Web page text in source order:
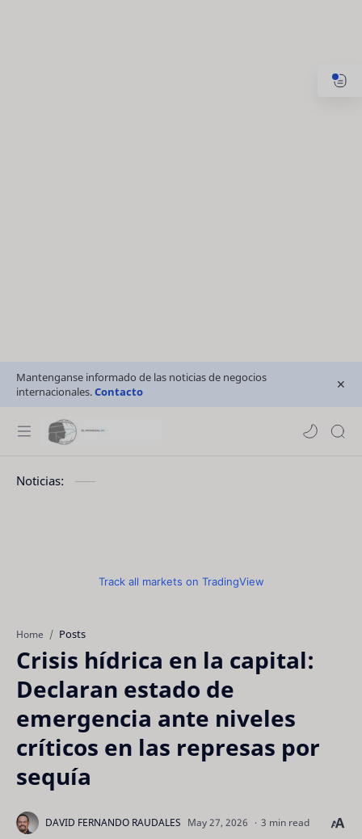
Mantenganse informado de las noticias de negocios
internacionales.Contacto
Noticias:
Track all markets on TradingView
Home Posts
Crisis hídrica en la capital:
Declaran estado de
emergencia ante niveles
críticos en las represas por
sequía
3 min read